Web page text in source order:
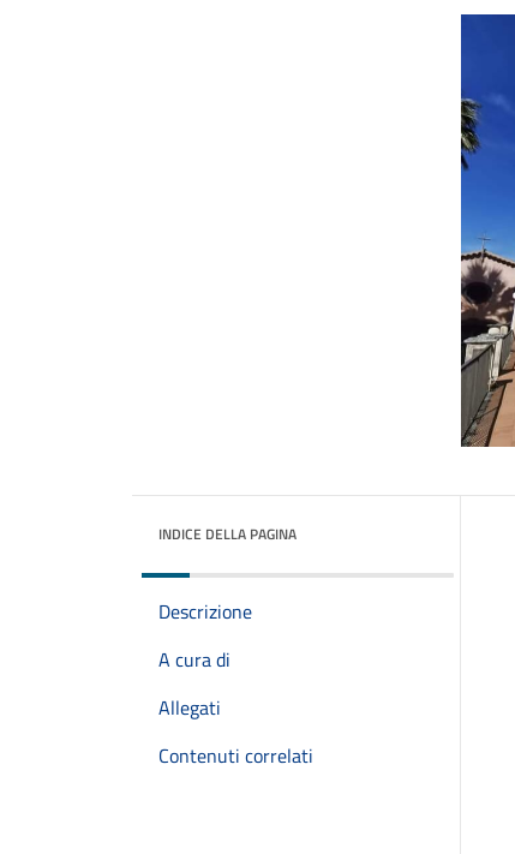
INDICE DELLA PAGINA
Descrizione
A cura di
Allegati
Contenuti correlati